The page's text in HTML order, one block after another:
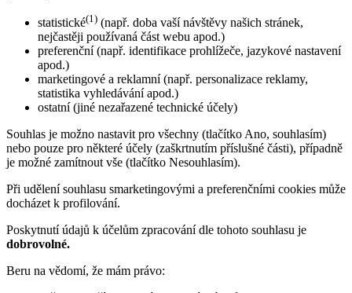
statistické(1) (např. doba vaší návštěvy našich stránek,
nejčastěji používaná část webu apod.)
preferenční (např. identifikace prohlížeče, jazykové nastavení
apod.)
marketingové a reklamní (např. personalizace reklamy,
statistika vyhledávání apod.)
ostatní (jiné nezařazené technické účely)
Souhlas je možno nastavit pro všechny (tlačítko Ano, souhlasím)
nebo pouze pro některé účely (zaškrtnutím příslušné části), případně
je možné zamítnout vše (tlačítko Nesouhlasím).
Při udělení souhlasu smarketingovými a preferenčními cookies může
docházet k profilování.
Poskytnutí údajů k účelům zpracování dle tohoto souhlasu je
dobrovolné.
Beru na vědomí, že mám právo: